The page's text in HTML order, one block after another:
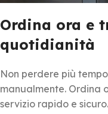
Ordina ora e
quotidianità
Non perdere più
manualmente. Ordina
servizio rapido e sicuro.